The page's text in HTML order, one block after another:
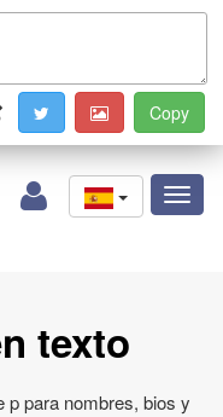
texto
p para nombres, bios y